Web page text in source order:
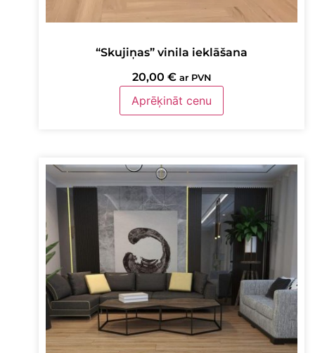
“Skujiņas” vinila ieklāšana
20,00 € ar PVN
Aprēķināt cenu